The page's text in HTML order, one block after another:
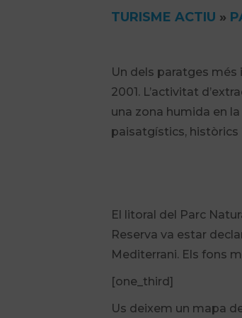
TURISME ACTIU »
Un dels paratges més
2001. L’activitat
una zona humida en
paisatgístics, històrics
El litoral del Parc
Reserva va estar
Mediterrani. Els fons
[one_third]
Us deixem un mapa